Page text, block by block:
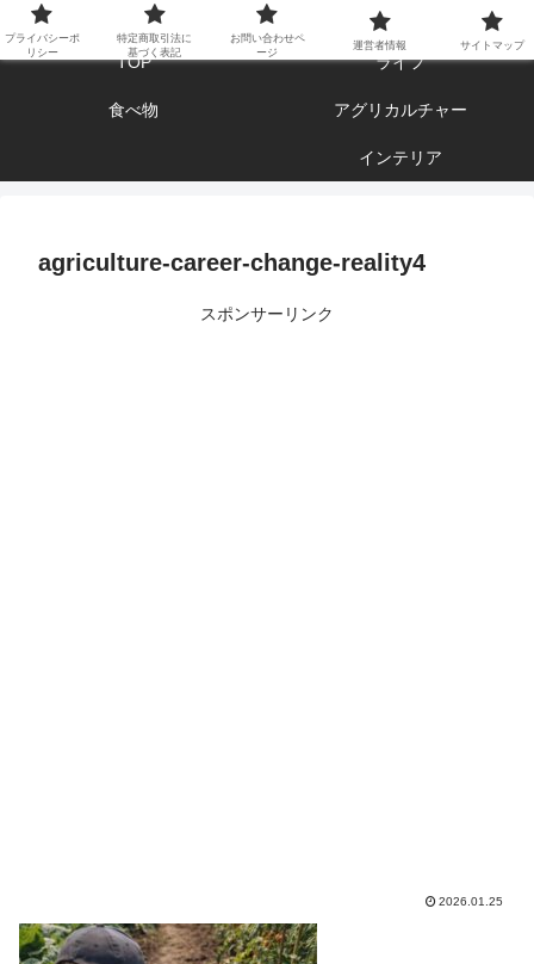
エンジョイ ブログライフ
TOP ライフ
食べ物 アグリカルチャー
インテリア
agriculture-career-change-reality4
スポンサーリンク
2026.01.25
プライバシーポ
リシー
特定商取引法に
基づく表記
お問い合わせペ
ージ
運営者情報 サイトマップ